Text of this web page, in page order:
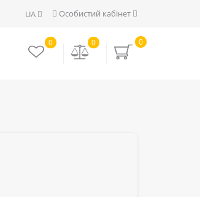
Особистий кабінет
UA
0
0
0